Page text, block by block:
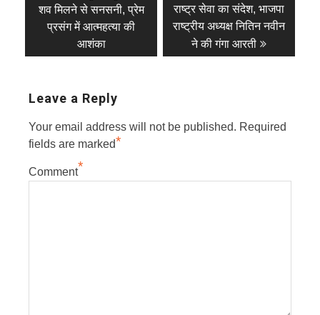
navigation
post:
शव मिलने से सनसनी, प्रेम
प्रसंग में आत्महत्या की
आशंका
post:
राष्ट्र सेवा का संदेश, भाजपा
राष्ट्रीय अध्यक्ष नितिन नवीन
ने की गंगा आरती
Leave a Reply
Your email address will not be published. Required
fields are marked*
Comment*